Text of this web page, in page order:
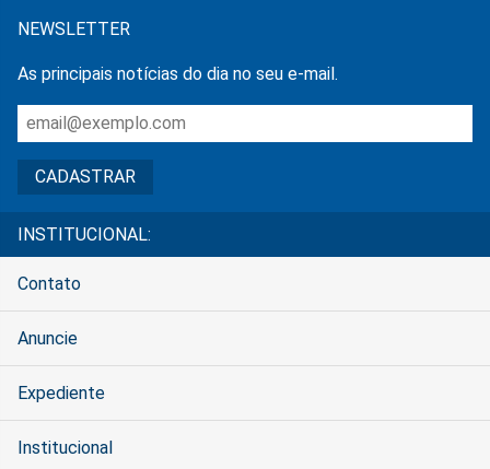
NEWSLETTER
As principais notícias do dia no seu e-mail.
INSTITUCIONAL:
Contato
Anuncie
Expediente
Institucional